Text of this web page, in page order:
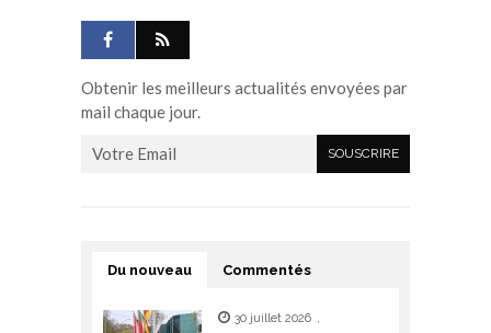
Obtenir les meilleurs actualités envoyées par
mail chaque jour.
Du nouveau Commentés
30 juillet 2026 ,